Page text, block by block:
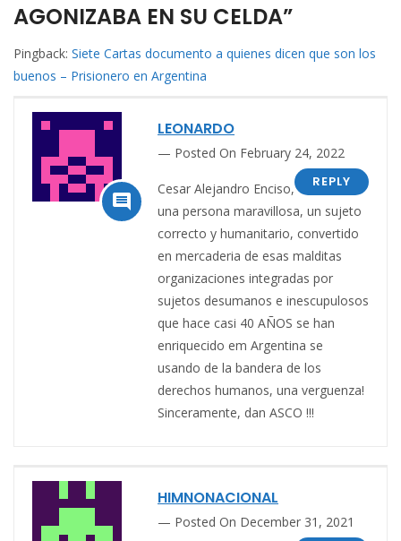
AGONIZABA EN SU CELDA”
Pingback: Siete Cartas documento a quienes dicen que son los
buenos – Prisionero en Argentina

LEONARDO
Posted On February 24, 2022
REPLY
Cesar Alejandro Enciso,
una persona maravillosa, un sujeto
correcto y humanitario, convertido
en mercaderia de esas malditas
organizaciones integradas por
sujetos desumanos e inescupulosos
que hace casi 40 AÑOS se han
enriquecido em Argentina se
usando de la bandera de los
derechos humanos, una verguenza!
Sinceramente, dan ASCO !!!
HIMNONACIONAL
Posted On December 31, 2021